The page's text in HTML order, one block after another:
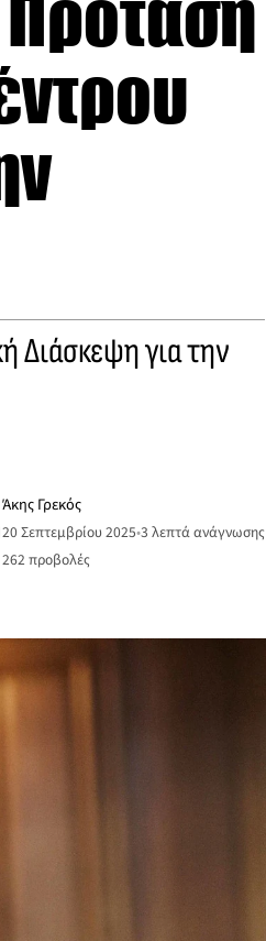
Διάσκεψη για την
Άκης Γρεκός
20 Σεπτεμβρίου 2025•3 λεπτά ανάγνωσης
262 προβολές